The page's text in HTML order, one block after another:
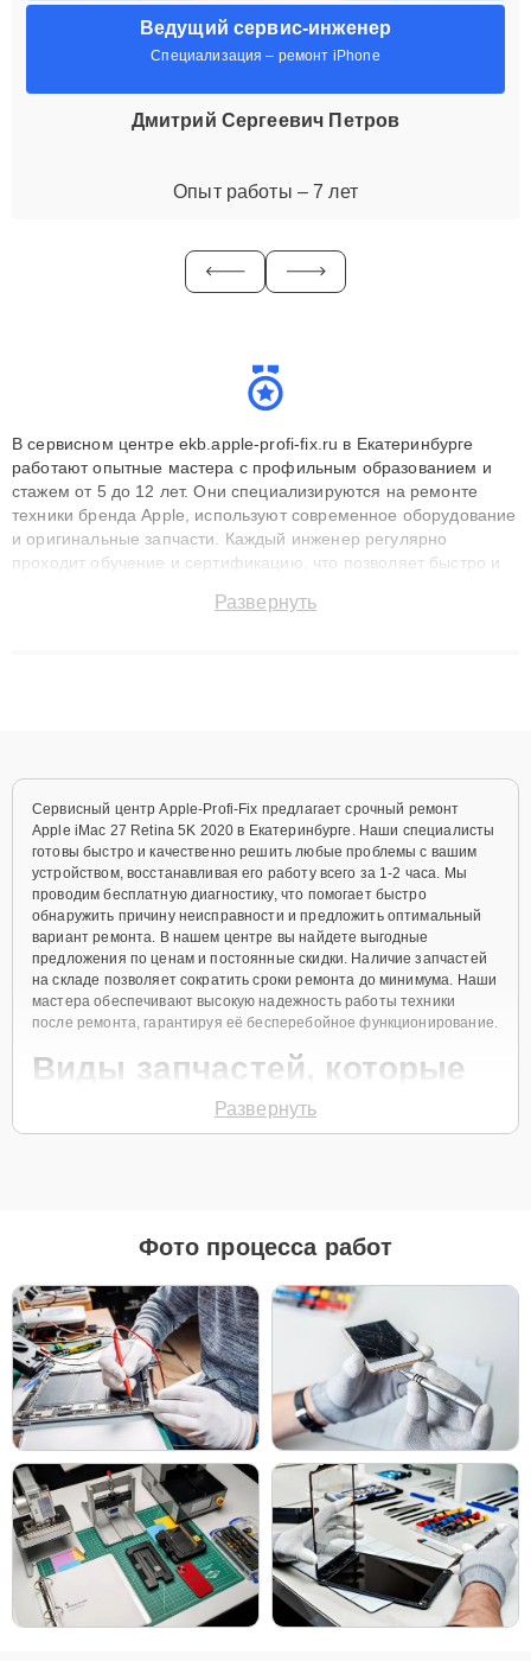
Ведущий сервис-инженер
Специализация – ремонт iPhone
Дмитрий Сергеевич Петров
Опыт работы – 7 лет
В сервисном центре ekb.apple-profi-fix.ru в Екатеринбурге
работают опытные мастера с профильным образованием и
стажем от 5 до 12 лет. Они специализируются на ремонте
техники бренда Apple, используют современное оборудование
и оригинальные запчасти. Каждый инженер регулярно
проходит обучение и сертификацию, что позволяет быстро и
сохранением гарантии до 3 лет. Наши мастера решают
Развернуть
Сервисный центр Apple-Profi-Fix предлагает срочный ремонт
Apple iMac 27 Retina 5K 2020 в Екатеринбурге. Наши специалисты
готовы быстро и качественно решить любые проблемы с вашим
устройством, восстанавливая его работу всего за 1-2 часа. Мы
проводим бесплатную диагностику, что помогает быстро
обнаружить причину неисправности и предложить оптимальный
вариант ремонта. В нашем центре вы найдете выгодные
предложения по ценам и постоянные скидки. Наличие запчастей
на складе позволяет сократить сроки ремонта до минимума. Наши
мастера обеспечивают высокую надежность работы техники
после ремонта, гарантируя её бесперебойное функционирование.
Виды запчастей, которые
мы используем
Как выбрать подходящие запчасти:
Если ваше устройство планируется использовать
длительное время, оригинальные запчасти — это
лучший выбор для обеспечения максимальной
совместимости и надежности.
Если планируется обновление устройства в
ближайшее время, можно рассмотреть установку
качественных аналогов для экономии, сохраняя
при этом высокие стандарты надежности.
Независимо от выбора, мы уверены в качестве всех деталей —
будь то оригинальные запчасти или надежные аналоги от
проверенных производителей.
Чтобы начать ремонт, просто позвоните по телефону +7 (343)
288-39-12 или оставьте
Заявку на сайте. Наш специалист
Развернуть
Фото процесса работ